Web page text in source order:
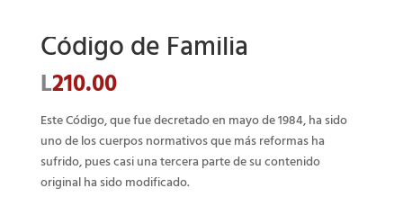
Código de Familia
L210.00
Este Código, que fue decretado en mayo de 1984, ha sido
uno de los cuerpos normativos que más reformas ha
sufrido, pues casi una tercera parte de su contenido
original ha sido modificado.